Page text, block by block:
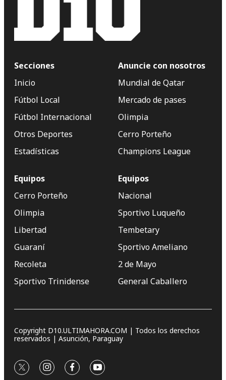
Secciones
Inicio
Fútbol Local
Fútbol Internacional
Otros Deportes
Estadísticas
Anuncie con nosotros
Mundial de Qatar
Mercado de pases
Olimpia
Cerro Porteño
Champions League
Equipos
Cerro Porteño
Olimpia
Libertad
Guaraní
Recoleta
Sportivo Trinidense
Equipos
Nacional
Sportivo Luqueño
Tembetary
Sportivo Ameliano
2 de Mayo
General Caballero
Copyright D10.ULTIMAHORA.COM | Todos los derechos
reservados | Asunción, Paraguay
twitterinstagram
facebookyoutube